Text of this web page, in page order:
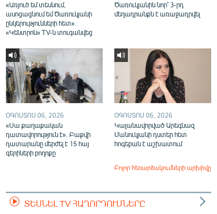
«Առյուծ եմ տեսնում,
ասոցացնում եմ Ծառուկյանի
ընկերությունների հետ».
«Կենտրոն» TV-ն տուգանվեց
Ծառուկյանին նոր՝ 3-րդ
մեղադրանքն է առաջադրվել
ՕԳՈՍՏՈՍ 06, 2026
«Սա քաղաքական
դատավորություն է». Բաքվի
դատարանը մերժել է 15 հայ
գերիների բողոքը
ՕԳՈՍՏՈՍ 06, 2026
Կալանավորված Արեգնազ
Մանուկյանի դստեր հետ
հոգեբան է աշխատում
Բոլոր հեռարձակումների արխիվը
ՏԵՍՆԵԼ TV ՀԱՂՈՐԴՈՒՄՆԵՐԸ